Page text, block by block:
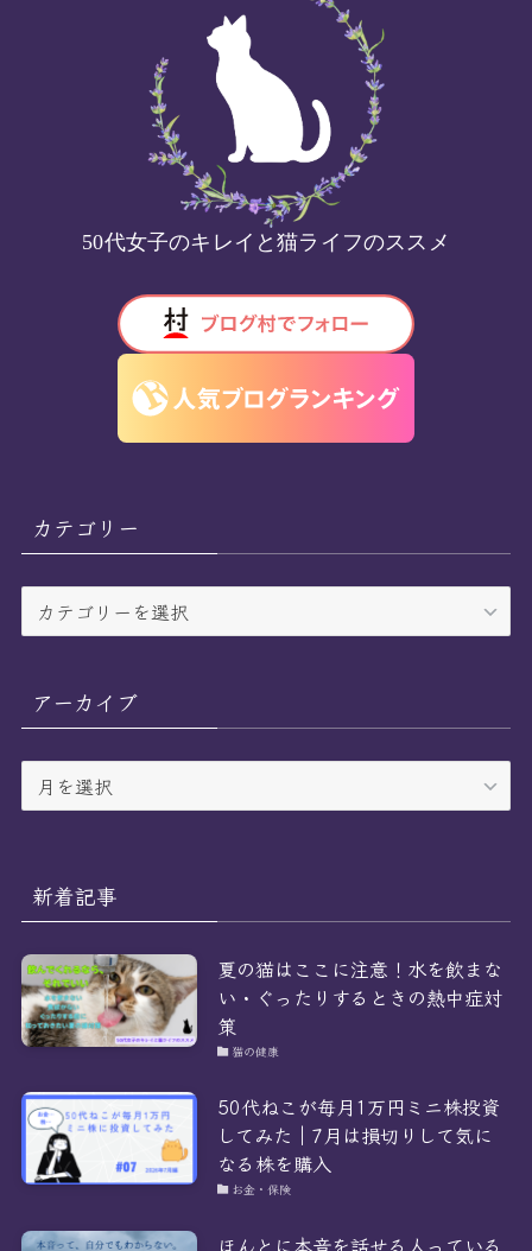
50代女子のキレイと猫ライフのススメ
カテゴリー
テ
ー
アーカイブ
ー
ブ
新着記事
夏の猫はここに注意！水を飲まな
い・ぐったりするときの熱中症対
策
猫の健康
50代ねこが毎月1万円ミニ株投資
してみた｜7月は損切りして気に
なる株を購入
お金・保険
ほんとに本音を話せる人っている